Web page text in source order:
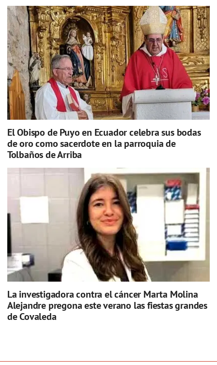
El Obispo de Puyo en Ecuador celebra sus bodas
de oro como sacerdote en la parroquia de
Tolbaños de Arriba
La investigadora contra el cáncer Marta Molina
Alejandre pregona este verano las fiestas grandes
de Covaleda